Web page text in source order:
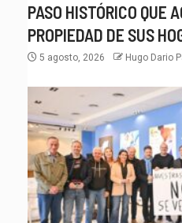
PASO HISTÓRICO QUE
PROPIEDAD DE SUS
5 agosto, 2026 Hugo Dario